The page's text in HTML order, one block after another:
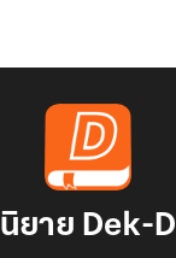
นิยาย Dek-D